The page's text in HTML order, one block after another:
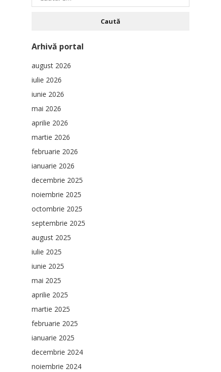
după:
Arhivă portal
august 2026
iulie 2026
iunie 2026
mai 2026
aprilie 2026
martie 2026
februarie 2026
ianuarie 2026
decembrie 2025
noiembrie 2025
octombrie 2025
septembrie 2025
august 2025
iulie 2025
iunie 2025
mai 2025
aprilie 2025
martie 2025
februarie 2025
ianuarie 2025
decembrie 2024
noiembrie 2024